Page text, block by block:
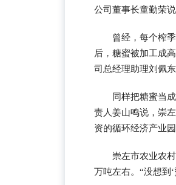
公司董事长童勤荣
曾经，每个榨
后，糖蜜被加工成
司总经理助理刘佩
同样把糖蜜当
责人姜山鸣说，崇
资的循环经济产业
崇左市农业农
万吨左右。“没想到